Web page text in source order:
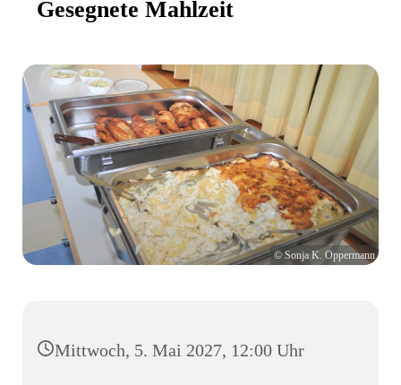
Gesegnete Mahlzeit
© Sonja K. Oppermann
Mittwoch, 5. Mai 2027, 12:00 Uhr